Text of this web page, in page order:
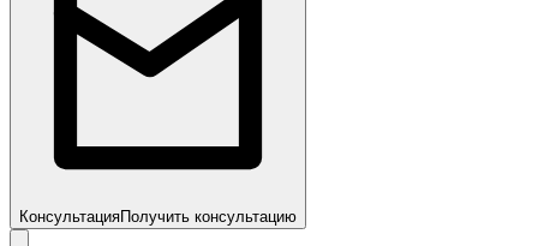
КонсультацияПолучить консультацию